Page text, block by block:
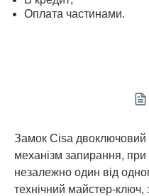
Оплата частинами.
Замок Cisa двоключовий
механізм запирання,
незалежно один від
технічний майстер-